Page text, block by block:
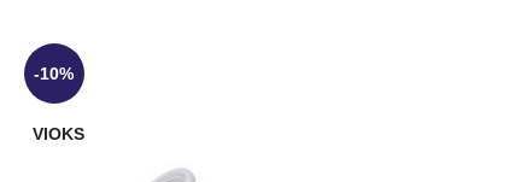
-10%
VIOKS